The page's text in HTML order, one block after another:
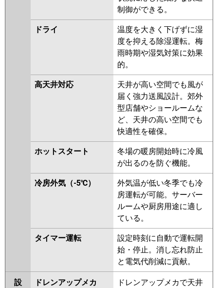
制御ができる。
ドライ
温度を大きく下げずに湿
度を抑える除湿運転。梅
雨時期や湿気対策に効果
的。
高天井対応
天井が高い空間でも風が
届く強力送風設計。郊外
型店舗やショールームな
ど、天井の高い空間でも
快適性を確保。
ホットスタート
冬場の暖房開始時に冷風
が出るのを防ぐ機能。
冷房外気（-5℃）
外気温が低い冬季でも冷
房運転が可能。サーバー
ルームや厨房用途に適し
ている。
タイマー運転
設定時刻に自動で運転開
始・停止。消し忘れ防止
と電気代削減に貢献。
設
ドレンアップメカ
ドレンアップメカで天井